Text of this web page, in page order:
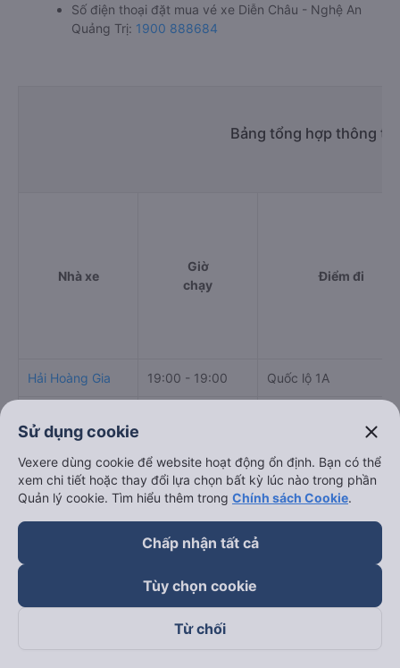
Số điện thoại đặt mua vé xe Diễn Châu - Nghệ An
Quảng Trị: 1900 888684
Bảng tổng hợp thông
Nhà xe
Giờ
chạy
Điểm đi
Hải Hoàng Gia 19:00 - 19:00 Quốc lộ 1A
Khanh Quỳnh 08:30 - 19:30
NGAY NGÃ 3, Dien
Nghe An, Vietnam
Thơm Phụng 21:00 - 21:00 Ngã ba Diễn Châu
09:00 - 09:00
Cách đặt vé xe khách đi Quảng Trị từ Diễn Châu -
Nghệ An nhanh và uy tín nhất
Sử dụng cookie close
Vexere dùng cookie để website hoạt động ổn định. Bạn có thể
xem chi tiết hoặc thay đổi lựa chọn bất kỳ lúc nào trong phần
Quản lý cookie. Tìm hiểu thêm trong Chính sách Cookie.
Chấp nhận tất cả
Tùy chọn cookie
Từ chối